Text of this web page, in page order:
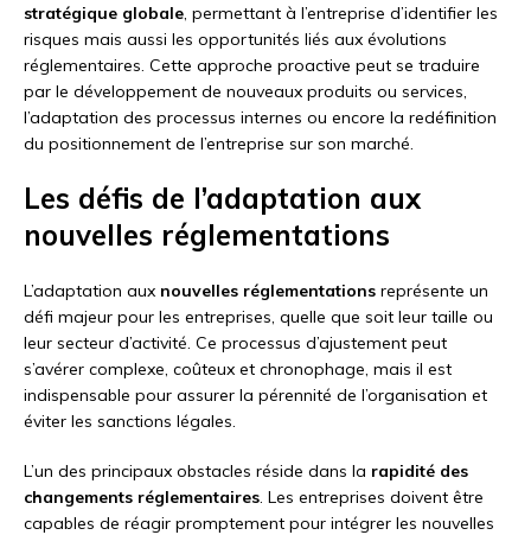
stratégique globale, permettant à l’entreprise d’identifier les
risques mais aussi les opportunités liés aux évolutions
réglementaires. Cette approche proactive peut se traduire
par le développement de nouveaux produits ou services,
l’adaptation des processus internes ou encore la redéfinition
du positionnement de l’entreprise sur son marché.
Les défis de l’adaptation aux
nouvelles réglementations
L’adaptation aux nouvelles réglementations représente un
défi majeur pour les entreprises, quelle que soit leur taille ou
leur secteur d’activité. Ce processus d’ajustement peut
s’avérer complexe, coûteux et chronophage, mais il est
indispensable pour assurer la pérennité de l’organisation et
éviter les sanctions légales.
L’un des principaux obstacles réside dans la rapidité des
changements réglementaires. Les entreprises doivent être
capables de réagir promptement pour intégrer les nouvelles